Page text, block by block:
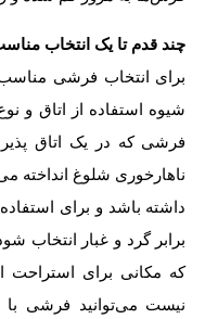
چند قدم تا یک انتخاب
برای انتخاب فرشی
شیوه استفاده از اتاق و
فرشی که در یک اتاق
ناهارخوری شلوغ انداخته
داشته باشد و برای
برابر گرد و غبار انتخاب
که مکانی برای
نیست می‌توانید فرشی